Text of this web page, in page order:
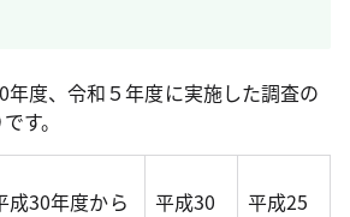
度、令和５年度に実施した調査の
す。
成30年度から
平成30
平成25